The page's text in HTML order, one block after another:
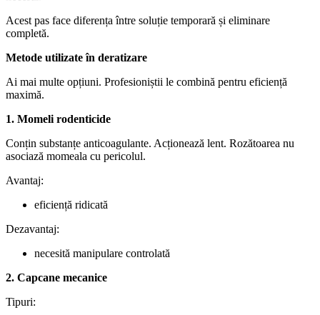
Acest pas face diferența între soluție temporară și eliminare
completă.
Metode utilizate în deratizare
Ai mai multe opțiuni. Profesioniștii le combină pentru eficiență
maximă.
1. Momeli rodenticide
Conțin substanțe anticoagulante. Acționează lent. Rozătoarea nu
asociază momeala cu pericolul.
Avantaj:
eficiență ridicată
Dezavantaj:
necesită manipulare controlată
2. Capcane mecanice
Tipuri: